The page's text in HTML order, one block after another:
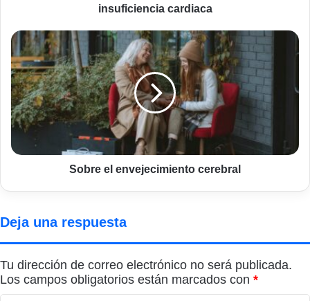
insuficiencia cardiaca
Sobre
el
envejecimiento
cerebral
Sobre el envejecimiento cerebral
Deja una respuesta
Tu dirección de correo electrónico no será publicada.
Los campos obligatorios están marcados con *